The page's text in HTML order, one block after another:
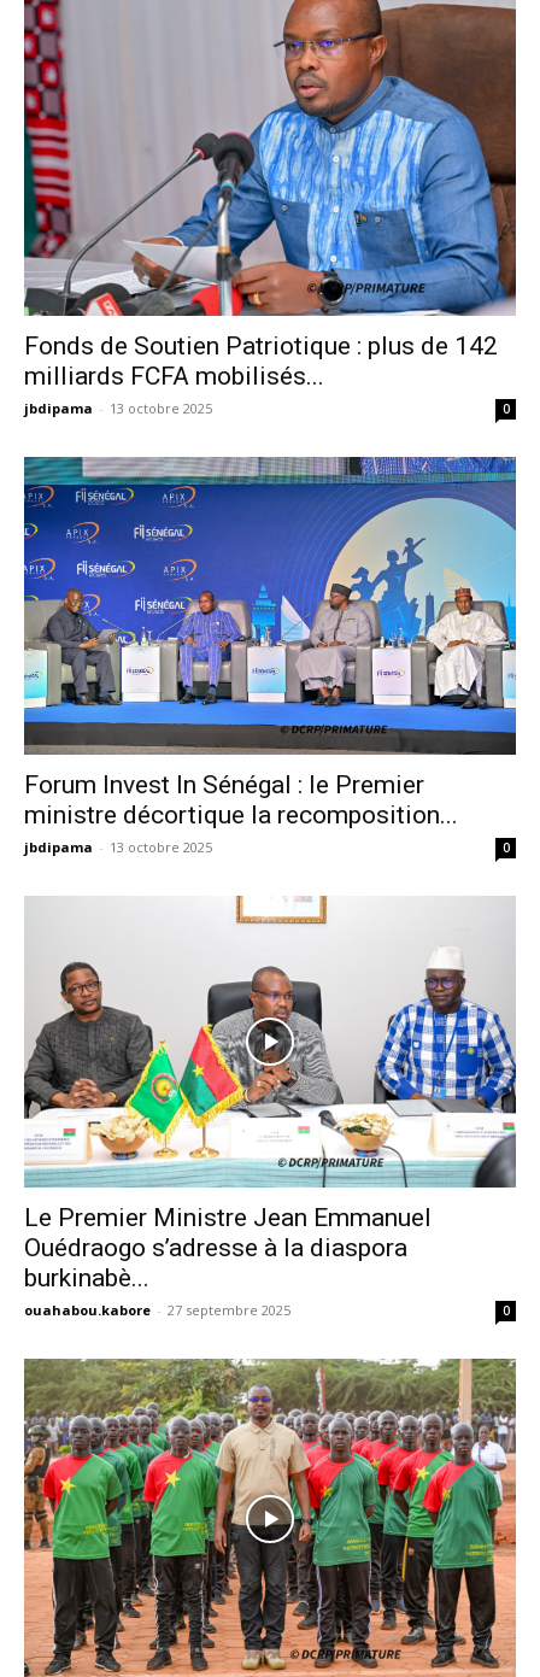
Fonds de Soutien Patriotique : plus de 142
milliards FCFA mobilisés...
jbdipama - 13 octobre 2025 0
Forum Invest In Sénégal : le Premier
ministre décortique la recomposition...
jbdipama - 13 octobre 2025 0
Le Premier Ministre Jean Emmanuel
Ouédraogo s’adresse à la diaspora
burkinabè...
ouahabou.kabore - 27 septembre 2025 0